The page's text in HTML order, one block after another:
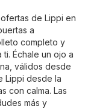
de Lippi en
a
completo y
Échale un ojo a
válidos desde
Lippi desde la
con calma. Las
más y